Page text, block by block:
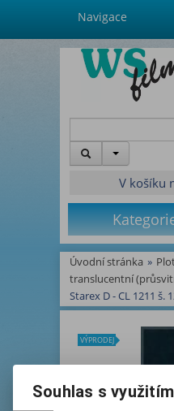
Navigace
V košíku
Úvodní stránka »
translucentní
Starex D - CL 1211 š.
VÝPRODEJ
Souhlas s